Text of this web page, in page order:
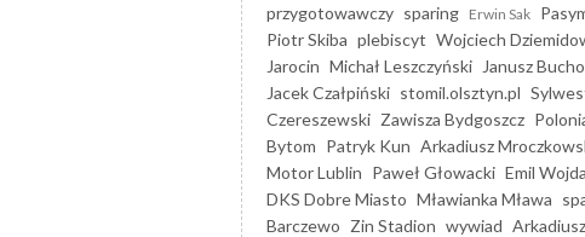
przygotowawczy sparing Erwin Sak
Piotr Skiba plebiscyt Wojciech
Jarocin Michał Leszczyński
Janusz
Jacek Czałpiński stomil.olsztyn.pl
Czereszewski Zawisza Bydgoszcz
Bytom Patryk Kun Arkadiusz
Motor Lublin Paweł Głowacki Emil Wojda
DKS Dobre Miasto Mławianka Mława
Barczewo Zin Stadion wywiad Arkadiusz